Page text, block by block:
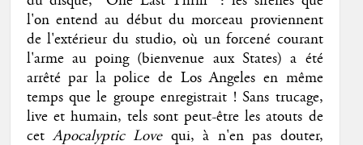
l'on entend au début du morceau proviennent
de l'extérieur du studio, où un forcené courant
l'arme au poing (bienvenue aux States) a été
arrêté par la police de Los Angeles en même
temps que le groupe enregistrait ! Sans trucage,
live et humain, tels sont peut-être les atouts de
cetApocalyptic Lovequi, à n'en pas douter,